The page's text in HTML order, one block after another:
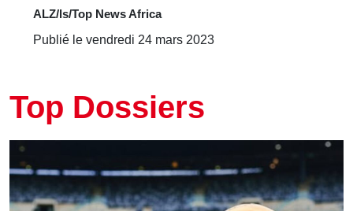
ALZ/ls/Top News Africa
Publié le vendredi 24 mars 2023
Top Dossiers